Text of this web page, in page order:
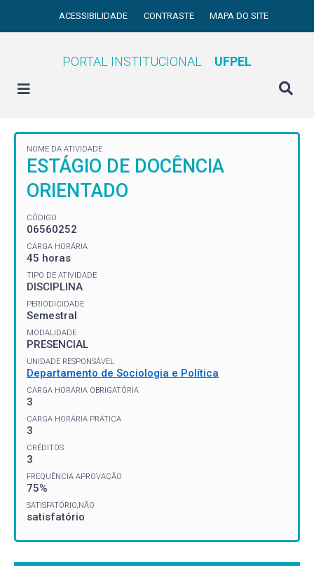
ACESSIBILIDADE CONTRASTE MAPA DO SITE
PORTAL INSTITUCIONAL UFPEL
NOME DA ATIVIDADE
ESTÁGIO DE DOCÊNCIA
ORIENTADO
CÓDIGO
06560252
CARGA HORÁRIA
45 horas
TIPO DE ATIVIDADE
DISCIPLINA
PERIODICIDADE
Semestral
MODALIDADE
PRESENCIAL
UNIDADE RESPONSÁVEL
Departamento de Sociologia e Política
CARGA HORÁRIA OBRIGATÓRIA
3
CARGA HORÁRIA PRÁTICA
3
CRÉDITOS
3
FREQUÊNCIA APROVAÇÃO
75%
SATISFATÓRIO,NÃO
satisfatório